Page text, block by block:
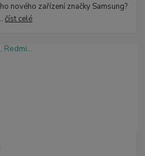
nového zařízení značky Samsung?
číst celé